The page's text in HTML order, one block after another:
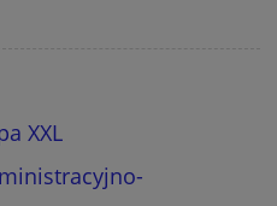
XXL